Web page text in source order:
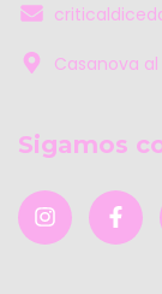
Casanova al
Sigamos